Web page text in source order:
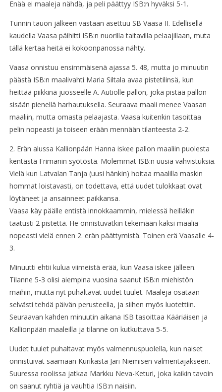
Enää ei maaleja nähdä, ja peli päättyy ISB:n hyväksi 5-1.
Tunnin tauon jälkeen vastaan asettuu SB Vaasa II. Edellisellä
kaudella Vaasa päihitti ISB:n nuorilla taitavilla pelaajillaan, muta
tällä kertaa heitä ei kokoonpanossa nähty.
Vaasa onnistuu ensimmäisenä ajassa 5. 48, mutta jo minuutin
päästä ISB:n maalivahti Maria Siltala avaa pistetilinsä, kun
heittää piikkinä juosseelle A. Autiolle pallon, joka pistää pallon
sisään pienellä harhautuksella. Seuraava maali menee Vaasan
maaliin, mutta omasta pelaajasta. Vaasa kuitenkin tasoittaa
pelin nopeasti ja toiseen erään mennään tilanteesta 2-2.
2. Erän alussa Kallionpään Hanna iskee pallon maaliin puolesta
kentästä Frimanin syötöstä. Molemmat ISB:n uusia vahvistuksia.
Vielä kun Latvalan Tanja (uusi hänkin) hoitaa maalilla maskin
hommat loistavasti, on todettava, että uudet tulokkaat ovat
löytäneet ja ansainneet paikkansa.
Vaasa käy päälle entistä innokkaammin, mielessä heilläkin
taatusti 2 pistettä. He onnistuvatkin tekemään kaksi maalia
nopeasti vielä ennen 2. erän päättymistä. Toinen erä Vaasalle 4-
3.
Minuutti ehtii kulua viimeistä erää, kun Vaasa iskee jälleen.
Tilanne 5-3 olisi aiempina vuosina saanut ISB:n miehistön
maihin, mutta nyt puhaltavat uudet tuulet. Maaleja osataan
selvästi tehdä päivän perusteella, ja siihen myös luotettiin.
Seuraavan kahden minuutin aikana ISB tasoittaa Kääriäisen ja
Kallionpään maaleilla ja tilanne on kutkuttava 5-5.
Uudet tuulet puhaltavat myös valmennuspuolella, kun naiset
onnistuivat saamaan Kurikasta Jari Niemisen valmentajakseen.
Suuressa roolissa jatkaa Markku Neva-Keturi, joka kaikin tavoin
on saanut ryhtiä ja vauhtia ISB:n naisiin.